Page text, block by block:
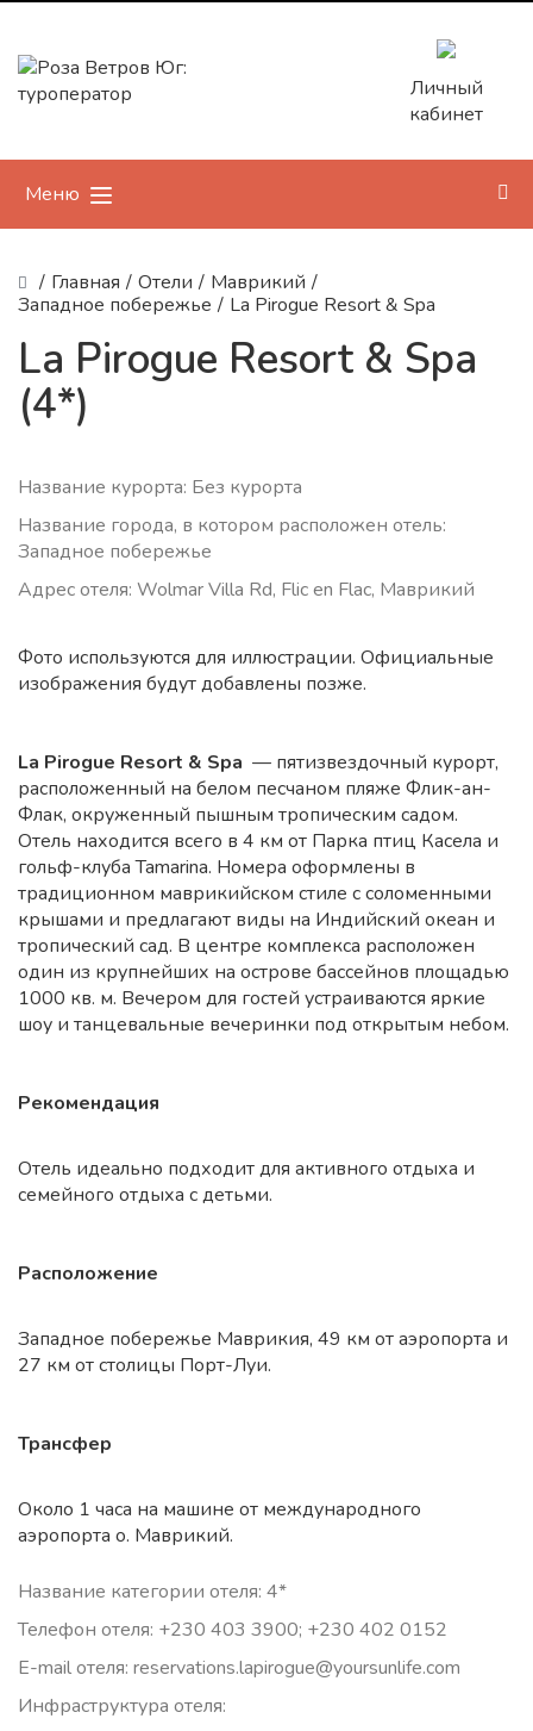
Личный
кабинет
Меню
/ Главная / Отели / Маврикий /
Западное побережье / La Pirogue Resort & Spa
La Pirogue Resort & Spa
(4*)
Название курорта: Без курорта
Название города, в котором расположен отель:
Западное побережье
Адрес отеля: Wolmar Villa Rd, Flic en Flac, Маврикий
Фото используются для иллюстрации. Официальные
изображения будут добавлены позже.
La Pirogue Resort & Spa — пятизвездочный курорт,
расположенный на белом песчаном пляже Флик-ан-
Флак, окруженный пышным тропическим садом.
Отель находится всего в 4 км от Парка птиц Касела и
гольф-клуба Tamarina. Номера оформлены в
традиционном маврикийском стиле с соломенными
крышами и предлагают виды на Индийский океан и
тропический сад. В центре комплекса расположен
один из крупнейших на острове бассейнов площадью
1000 кв. м. Вечером для гостей устраиваются яркие
шоу и танцевальные вечеринки под открытым небом.
Рекомендация
Отель идеально подходит для активного отдыха и
семейного отдыха с детьми.
Расположение
Западное побережье Маврикия, 49 км от аэропорта и
27 км от столицы Порт-Луи.
Трансфер
Около 1 часа на машине от международного
аэропорта о. Маврикий.
Название категории отеля: 4*
Телефон отеля: +230 403 3900; +230 402 0152
E-mail отеля: reservations.lapirogue@yoursunlife.com
Инфраструктура отеля: